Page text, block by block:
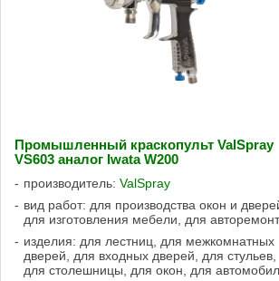
Промышленный краскопульт ValSpray
VS603 аналог Iwata W200
производитель: ValSpray
вид работ: для производства окон и
для изготовления мебели, для
изделия: для лестниц, для межкомнатных
дверей, для входных дверей, для стульев,
для столешницы, для окон, для